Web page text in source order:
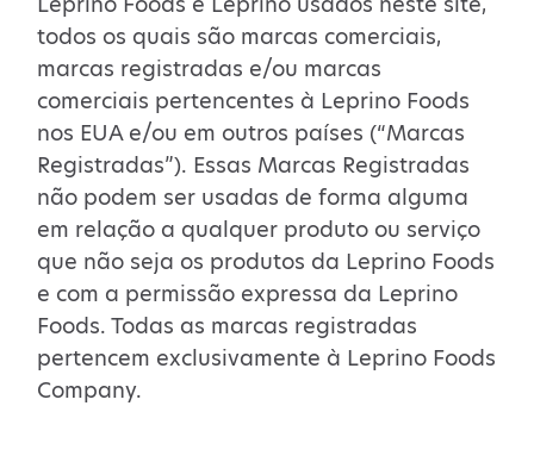
todos os quais são marcas comerciais,
marcas registradas e/ou marcas
comerciais pertencentes à Leprino Foods
nos EUA e/ou em outros países (“Marcas
Registradas”). Essas Marcas Registradas
não podem ser usadas de forma alguma
em relação a qualquer produto ou serviço
que não seja os produtos da Leprino Foods
e com a permissão expressa da Leprino
Foods. Todas as marcas registradas
pertencem exclusivamente à Leprino Foods
Company.